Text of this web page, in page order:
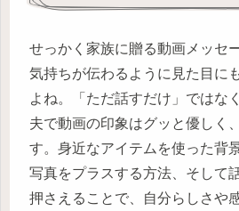
せっかく家族に贈る動画メッセ
気持ちが伝わるように見た目に
よね。「ただ話すだけ」ではな
夫で動画の印象はグッと優しく
す。身近なアイテムを使った背
写真をプラスする方法、そして
押さえることで、自分らしさや